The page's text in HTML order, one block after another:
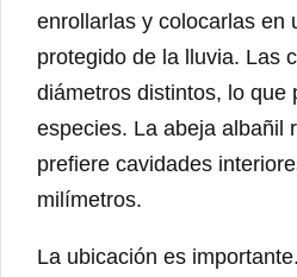
enrollarlas y colocarlas en
protegido de la lluvia. Las
diámetros distintos, lo que
especies. La abeja albañil
prefiere cavidades
milímetros.
La ubicación es